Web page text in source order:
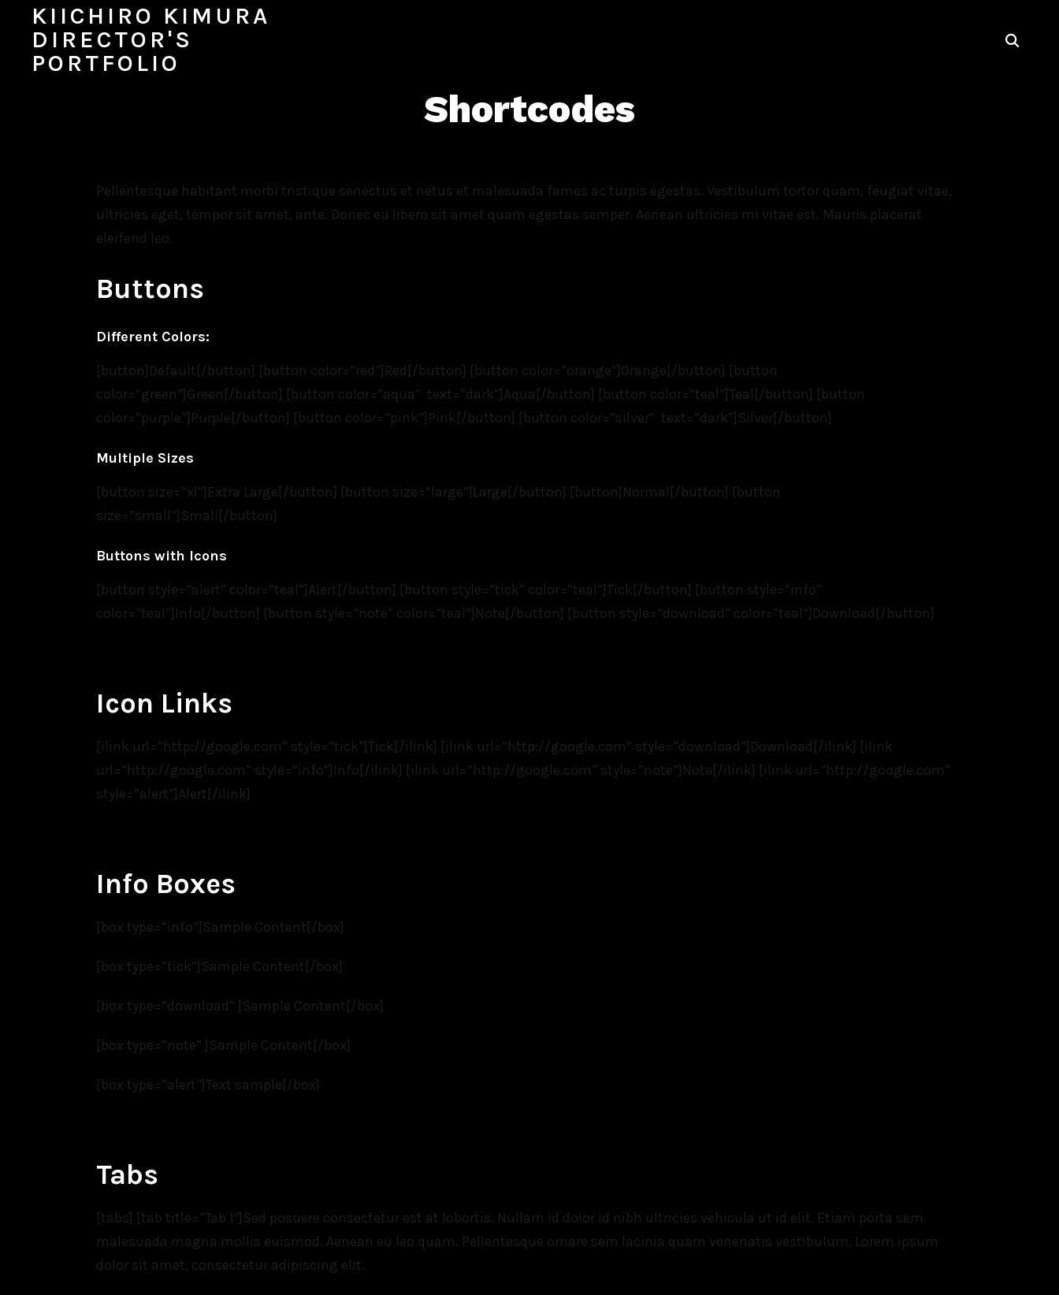
KIICHIRO KIMURA
DIRECTOR'S
PORTFOLIO
Shortcodes
Pellentesque habitant morbi tristique senectus et netus et malesuada fames ac turpis egestas. Vestibulum tortor quam, feugiat vitae,
ultricies eget, tempor sit amet, ante. Donec eu libero sit amet quam egestas semper. Aenean ultricies mi vitae est. Mauris placerat
eleifend leo.
Buttons
Different Colors:
[button]Default[/button] [button color=”red”]Red[/button] [button color=”orange”]Orange[/button] [button
color=”green”]Green[/button] [button color=”aqua” text=”dark”]Aqua[/button] [button color=”teal”]Teal[/button] [button
color=”purple”]Purple[/button] [button color=”pink”]Pink[/button] [button color=”silver” text=”dark”]Silver[/button]
Multiple Sizes
[button size=”xl”]Extra Large[/button] [button size=”large”]Large[/button] [button]Normal[/button] [button
size=”small”]Small[/button]
Buttons with Icons
[button style=”alert” color=”teal”]Alert[/button] [button style=”tick” color=”teal”]Tick[/button] [button style=”info”
color=”teal”]Info[/button] [button style=”note” color=”teal”]Note[/button] [button style=”download” color=”teal”]Download[/button]
Icon Links
[ilink url=”http://google.com” style=”tick”]Tick[/ilink] [ilink url=”http://google.com” style=”download”]Download[/ilink] [ilink
url=”http://google.com” style=”info”]Info[/ilink] [ilink url=”http://google.com” style=”note”]Note[/ilink] [ilink url=”http://google.com”
style=”alert”]Alert[/ilink]
Info Boxes
[box type=”info”]Sample Content[/box]
[box type=”tick”]Sample Content[/box]
[box type=”download” ]Sample Content[/box]
[box type=”note” ]Sample Content[/box]
[box type=”alert”]Text sample[/box]
Tabs
[tabs] [tab title=”Tab 1″]Sed posuere consectetur est at lobortis. Nullam id dolor id nibh ultricies vehicula ut id elit. Etiam porta sem
malesuada magna mollis euismod. Aenean eu leo quam. Pellentesque ornare sem lacinia quam venenatis vestibulum. Lorem ipsum
dolor sit amet, consectetur adipiscing elit.